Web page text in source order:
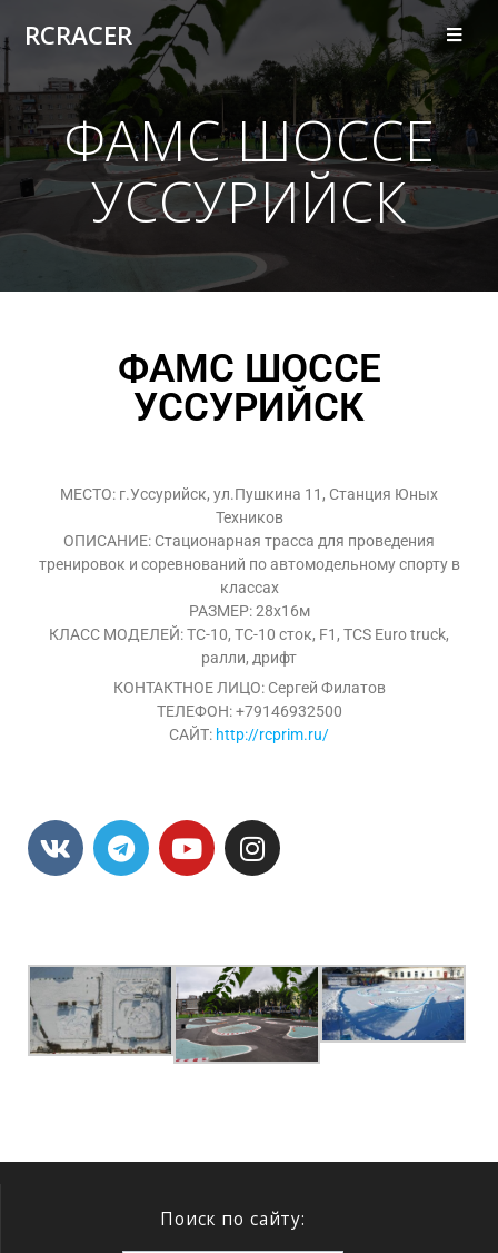
RCRACER
ФАМС ШОССЕ
УССУРИЙСК
ФАМС ШОССЕ
УССУРИЙСК
МЕСТО: г.Уссурийск, ул.Пушкина 11, Станция Юных
Техников
ОПИСАНИЕ: Стационарная трасса для проведения
тренировок и соревнований по автомодельному спорту в
классах
РАЗМЕР: 28х16м
КЛАСС МОДЕЛЕЙ: ТС-10, ТС-10 сток, F1, TCS Euro truck,
ралли, дрифт
КОНТАКТНОЕ ЛИЦО: Сергей Филатов
ТЕЛЕФОН: +79146932500
САЙТ: http://rcprim.ru/
Поиск по сайту: